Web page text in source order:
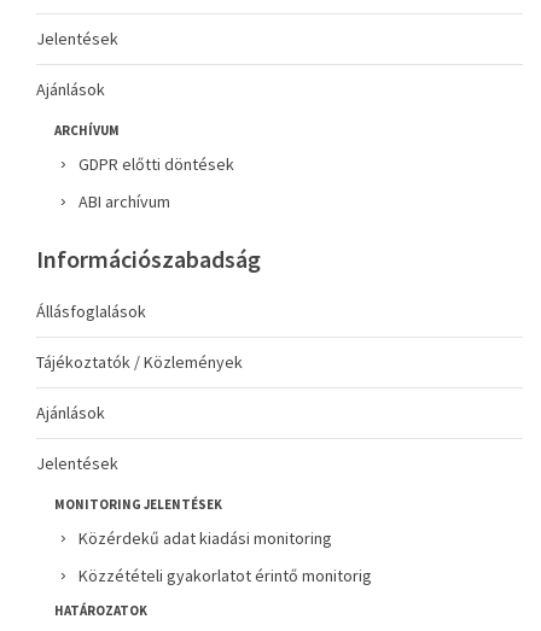
Jelentések
Ajánlások
ARCHÍVUM
GDPR előtti döntések
ABI archívum
Információszabadság
Állásfoglalások
Tájékoztatók / Közlemények
Ajánlások
Jelentések
MONITORING JELENTÉSEK
Közérdekű adat kiadási monitoring
Közzétételi gyakorlatot érintő monitorig
HATÁROZATOK